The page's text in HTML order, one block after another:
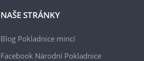
NAŠE STRÁNKY
Blog Pokladnice mincí
Facebook Národní Pokladnice